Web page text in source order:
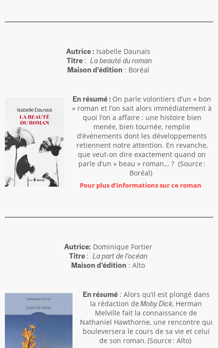
Autrice : Isabelle Daunais
Titre : La beauté du roman
Maison d’édition : Boréal
En résumé : On parle volontiers d’un « bon
» roman et l’on sait alors immédiatement à
quoi l’on a affaire : une histoire bien
menée, bien tournée, remplie
d’événements dont les développements
retiennent notre attention. En revanche,
que veut-on dire exactement quand on
parle d’un « beau » roman… ? (Source :
Boréal)
Pour plus d’informations sur ce roman
Autrice: Dominique Fortier
Titre : La part de l’océan
Maison d’édition : Alto
En résumé: Alors qu’il est plongé dans
la rédaction de Moby Dick, Herman
Melville fait la connaissance de
Nathaniel Hawthorne, une rencontre qui
bouleversera le cours de sa vie et celui
de son roman. (Source : Alto)